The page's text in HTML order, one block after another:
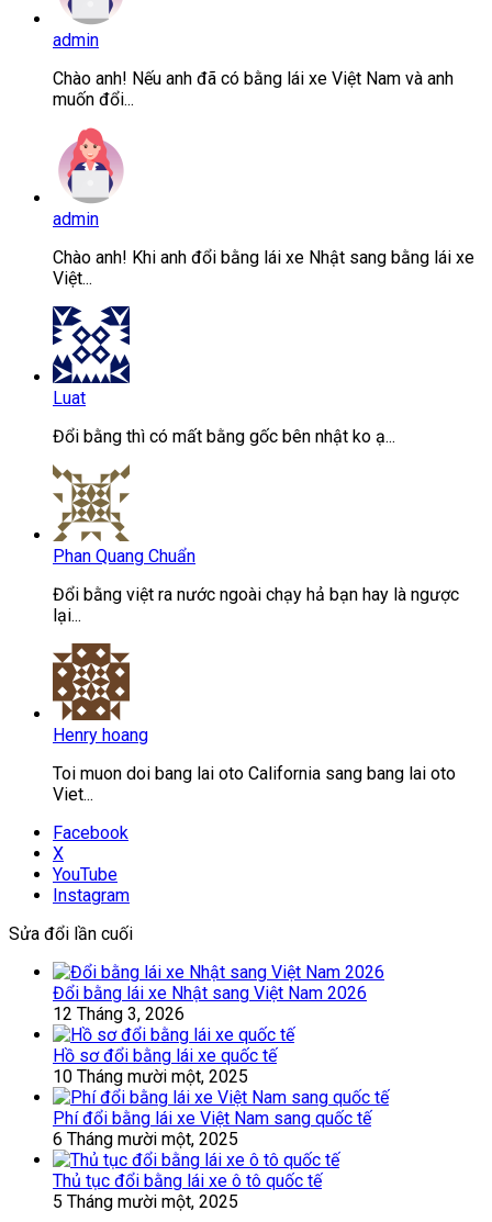
admin
Chào anh! Nếu anh đã có bằng lái xe Việt Nam và anh
muốn đổi...
admin
Chào anh! Khi anh đổi bằng lái xe Nhật sang bằng lái xe
Việt...
Luat
Đổi bằng thì có mất bằng gốc bên nhật ko ạ...
Phan Quang Chuẩn
Đổi bằng việt ra nước ngoài chạy hả bạn hay là ngược
lại...
Henry hoang
Toi muon doi bang lai oto California sang bang lai oto
Viet...
Facebook
X
YouTube
Instagram
Sửa đổi lần cuối
Đổi bằng lái xe Nhật sang Việt Nam 2026
12 Tháng 3, 2026
Hồ sơ đổi bằng lái xe quốc tế
10 Tháng mười một, 2025
Phí đổi bằng lái xe Việt Nam sang quốc tế
6 Tháng mười một, 2025
Thủ tục đổi bằng lái xe ô tô quốc tế
5 Tháng mười một, 2025